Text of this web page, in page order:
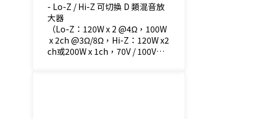
- Lo-Z / Hi-Z 可切換 D 類混音放
大器
（Lo-Z：120W x 2 @4Ω，100W
x 2ch @3Ω/8Ω，Hi-Z：120W x2
ch或200W x 1ch，70V / 100V）